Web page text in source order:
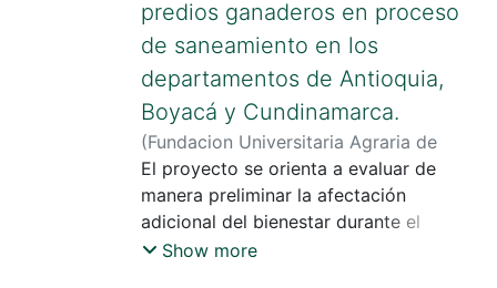
predios ganaderos en proceso
de saneamiento en los
departamentos de Antioquia,
Boyacá y Cundinamarca.
(Fundacion Universitaria Agraria de
Colombia,2024)Arévalo, Ivan Camilo
El proyecto se orienta a evaluar de
manera preliminar la afectación
adicional del bienestar durante el
manejo pre-sacrificio en los bovinos y/o
Show more